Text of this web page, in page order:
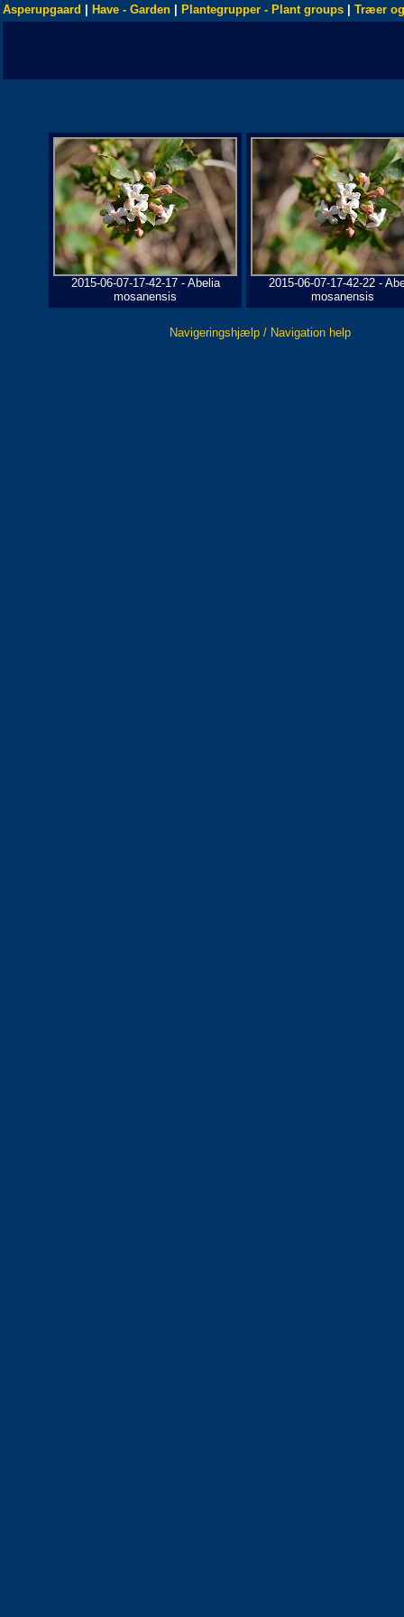
Asperupgaard Have - Garden Plantegrupper - Plant groups Træer
2015-06-07-17-42-17 - Abelia
mosanensis
2015-06-07-17-42-22 -
mosanensis
Navigeringshjælp / Navigation help